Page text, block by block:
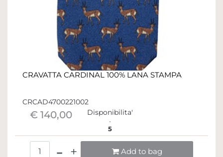
CRAVATTA CARDINAL 100% LANA STAMPA
CRCAD4700221002
€ 140,00 Disponibilita'
5
Add to bag